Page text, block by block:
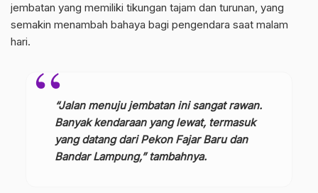
jembatan yang memiliki tikungan tajam dan turunan, yang
semakin menambah bahaya bagi pengendara saat malam
hari.
“Jalan menuju jembatan ini sangat rawan.
Banyak kendaraan yang lewat, termasuk
yang datang dari Pekon Fajar Baru dan
Bandar Lampung,” tambahnya.